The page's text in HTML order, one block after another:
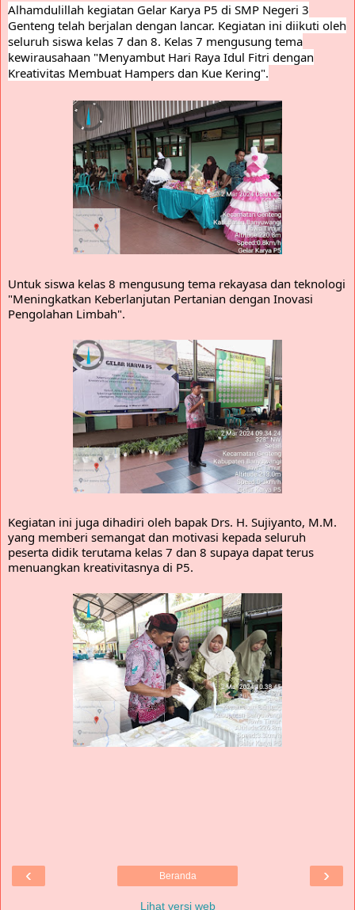
Alhamdulillah kegiatan Gelar Karya P5 di SMP Negeri 3
Genteng telah berjalan dengan lancar. Kegiatan ini diikuti oleh
seluruh siswa kelas 7 dan 8. Kelas 7 mengusung tema
kewirausahaan "Menyambut Hari Raya Idul Fitri dengan
Kreativitas Membuat Hampers dan Kue Kering".
Untuk siswa kelas 8 mengusung tema rekayasa dan teknologi
"Meningkatkan Keberlanjutan Pertanian dengan Inovasi
Pengolahan Limbah".
Kegiatan ini juga dihadiri oleh bapak Drs. H. Sujiyanto, M.M.
yang memberi semangat dan motivasi kepada seluruh
peserta didik terutama kelas 7 dan 8 supaya dapat terus
menuangkan kreativitasnya di P5.
‹ ›
Beranda
Lihat versi web